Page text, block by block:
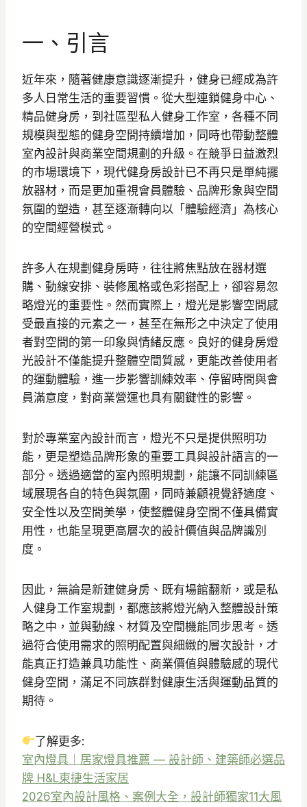
一、引言
近年來，隨著健康意識逐漸提升，健身已經成為許
多人日常生活的重要習慣。從大型連鎖健身中心、
精品健身房，到社區型私人健身工作室，各種不同
規模與型態的健身空間持續增加，同時也帶動整體
室內設計與商業空間規劃的升級。在競爭日益激烈
的市場環境下，現代健身房設計已不再只是單純擺
放器材，而是更加重視會員體驗、品牌形象與空間
氛圍的塑造，甚至逐漸轉向以「體驗經濟」為核心
的空間經營模式。
許多人在規劃健身房時，往往將焦點放在器材選
購、動線安排、裝修風格或色彩搭配上，卻容易忽
略燈光的重要性。然而實際上，燈光是影響空間感
受最直接的元素之一，甚至在無形之中決定了使用
者對空間的第一印象與情緒反應。良好的健身房燈
光設計不僅能提升整體空間質感，更能改善使用者
的運動體驗，進一步影響訓練效率、停留時間與會
員滿意度，對商業營運也具有關鍵性的影響。
對於專業室內設計而言，燈光不只是提供照明功
能，更是塑造品牌形象的重要工具與設計語言的一
部分。透過適當的室內照明規劃，能讓不同訓練區
域展現各自的特色與氛圍，同時兼顧視覺舒適度、
安全性以及空間美學，使整體健身空間不僅具備實
用性，也能呈現更高層次的設計價值與品牌識別
度。
因此，無論是新建健身房、既有場館翻新，或是私
人健身工作室規劃，都應該將燈光納入整體設計策
略之中，並與動線、材質及空間機能同步思考。透
過符合使用需求的照明配置與細緻的層次設計，才
能真正打造兼具功能性、商業價值與體驗感的現代
健身空間，滿足不同族群對健康生活與運動品質的
期待。
了解更多:
室內燈具｜居家燈具推薦 — 設計師、建築師必選品
牌 H&L東捷生活家居
2026室內設計風格、案例大全，設計師獨家11大風